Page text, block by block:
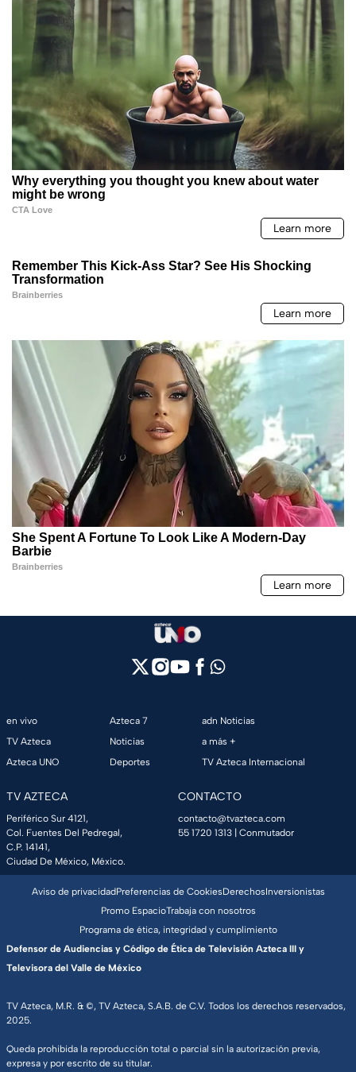
en vivo
TV Azteca
Azteca UNO
Azteca 7
Noticias
Deportes
adn Noticias
a más +
TV Azteca Internacional
TV AZTECA
Periférico Sur 4121,
Col. Fuentes Del Pedregal,
C.P. 14141,
Ciudad De México, México.
CONTACTO
contacto@tvazteca.com
55 1720 1313 | Conmutador
TV Azteca, M.R. & ©, TV Azteca, S.A.B. de C.V. Todos los derechos reservados,
2025.
Queda prohibida la reproducción total o parcial sin la autorización previa,
expresa y por escrito de su titular.
Aviso de privacidadPreferencias de CookiesDerechosInversionistas
Promo EspacioTrabaja con nosotros
Programa de ética, integridad y cumplimiento
Defensor de Audiencias y Código de Ética de Televisión Azteca III y
Televisora del Valle de México